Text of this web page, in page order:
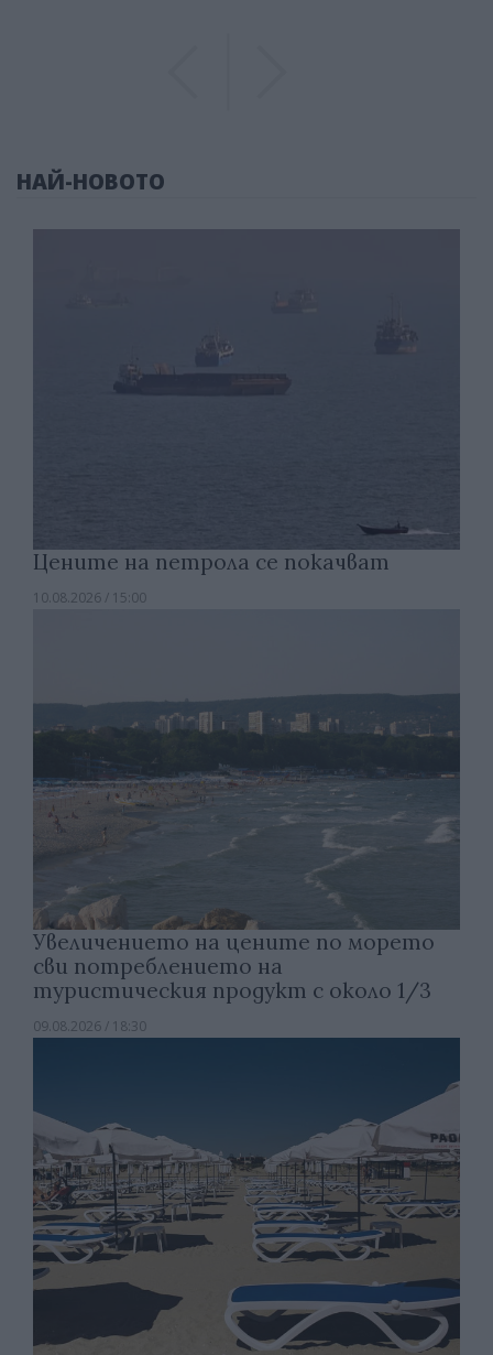
НАЙ-НОВОТО
Цените на петрола се покачват
10.08.2026 / 15:00
Увеличението на цените по морето
сви потреблението на
туристическия продукт с около 1/3
09.08.2026 / 18:30